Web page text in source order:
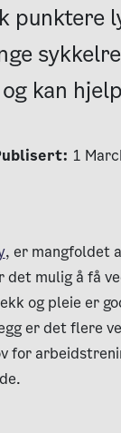
punktere
kan
1
, er mangfoldet
det mulig å få
og pleie er
er det flere
for